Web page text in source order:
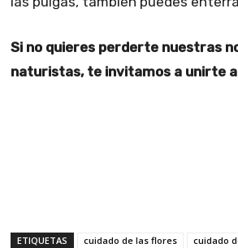
Si no quieres perderte nuestras
naturistas, te invitamos a unirte
ETIQUETAS cuidado de las flores cuidado